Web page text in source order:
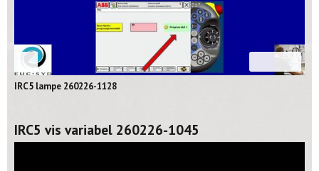
IRC5 lampe 260226-1128
IRC5 vis variabel 260226-1045